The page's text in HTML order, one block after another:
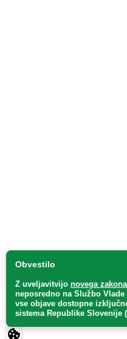
Obvestilo
Z uveljavitvijo novega
neposredno na Službo
vse objave dostopne
sistema Republike Slovenije